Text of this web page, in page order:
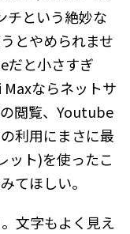
チという絶妙な
とやめられませ
だと小さすぎ
ならネットサ
閲覧、Youtube
利用にまさに最
ット)を使ったこ
てほしい。
文字もよく見え